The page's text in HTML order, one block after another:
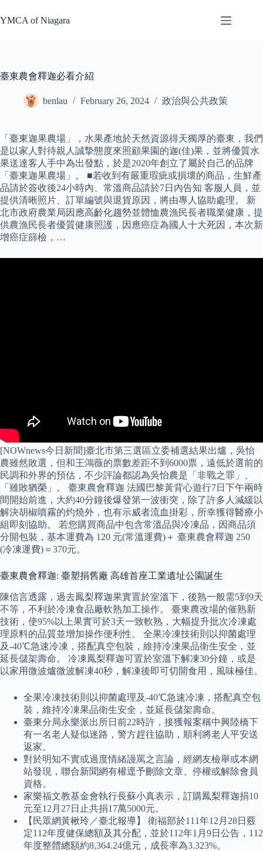
to
content
YMCA of Niagara
臺東農會釋迦必看介紹
benlau February 26, 2024 政治與公共政策
「臺東迦果農場」，水果產地於天然資源得天獨厚的臺東，我們
是以家人對待親人誠摯態度來照顧果園的迦(佳)果，並將優質水
果送達客人手中為出發點，於是2020年創立了屬於自己的品牌
「臺東迦果農場」。 ■若收到有嚴重瑕疵或損壞的商品，生鮮產
品請於簽收後24小時內、常溫商品請於7日內告知 客服人員，並
提供清晰照片、訂單編號與退貨原因，將由專人協助處理。 新
北市政府農業局因應高齡化趨勢並體恤農漁民長者職業健康，提
供農漁民長者優質健康照護，因應癌症為國人十大死因，本次新
增癌症篩檢，…
[NOWnews今日新聞]臺北市第三選區立委補選結果出爐，吳怡
農雖然敗選，但和王鴻薇的票數差距不到6000票，遠低於選前的
民調和外界的預估，不少評論都認為吳怡農是「非戰之罪」、
「雖敗猶榮」。 臺東農會釋迦 法國巴黎黃背心遊行7日下午兩時
間開始前進，大約40分鐘後爆發第一波衝突，除了許多人減緩以
解決胡椒噴霧的灼燒外，也有示威者流血掛彩，所幸獲得醫療小
組即刻協助。 若您購買商品中包含常溫品與冷凍品，因商品須
分開包裝，基本運費為 120 元(常溫運費)＋ 臺東農會釋迦 250
(冷凍運費)＝370元。
臺東農會釋迦: 臺塑捐舊廠 高雄首座工業遺址公園誕生
陳信言透露，過去鳳梨釋迦果實置於室溫下，後熟一般需5到9天
不等，不利於冷凍食品廠軟熟加工操作。 臺東農改場的催熟新
技術，使95%以上果實可於3天一致軟熟，大幅提升批次冷凍處
理原料的品質並增加操作便利性。 全果冷凍技術則以抑菌處理
及-40℃急速冷凍，搭配真空包裝，維持冷凍果品衛生安全，並
延長儲架壽命。 冷凍鳳梨釋迦可置於室溫下解凍30分鐘，或是
以家用微波爐微波解凍40秒，解凍後即可切開食用，風味極佳。
全果冷凍技術則以抑菌處理及-40℃急速冷凍，搭配真空包
裝，維持冷凍果品衛生安全，並延長儲架壽命。
臺東分局永樂派出所日前22時許，接獲報案稱中興陸橋下
有一名老人疑似迷路，警方趕往協助，順利將老人平安送
返家。
對於明知不實或過度情緒謾罵之言論，經網友檢舉或本網
站發現，聯合新聞網有權逕予刪除文章、停權或解除會員
資格。
家樂福文教基金會執行長蘇小真表示，訂購鳳梨釋迦捐10
元至12月27日止共捐17萬5000元。
【民眾網黃楸玲／臺北報導】 衛福部於111年12月28日覈
定112年度健保總額及其分配，並於112年1月9日公告，112
年度整體總額約8,364.24億元，成長率為3.323%。